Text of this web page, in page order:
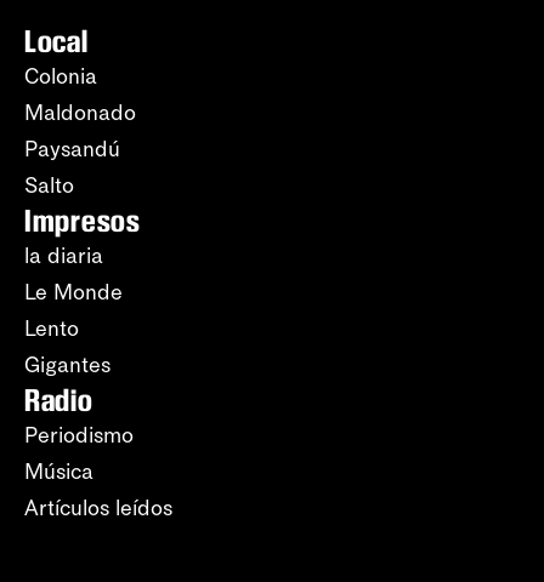
Local
Colonia
Maldonado
Paysandú
Salto
Impresos
la diaria
Le Monde
Lento
Gigantes
Radio
Periodismo
Música
Artículos leídos